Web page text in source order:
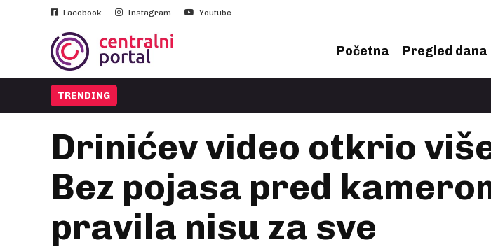
Facebook Instagram Youtube
Početna Pregled dana
TRENDING
Drinićev video otkrio
Bez pojasa pred
pravila nisu za sve